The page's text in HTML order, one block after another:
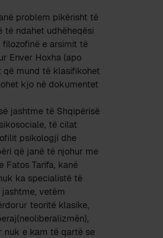
problem pikërisht të
të ndahet udhëheqësi
e arsimit të
Enver Hoxha (apo
që mund të klasifikohet
kjo në dokumentet
jashtme të Shqipërisë
të cilat
psikologji dhe
që janë të njohur me
Fatos Tarifa, kanë
ka specialistë të
vetëm
teoritë klasike,
nuk e kam të qartë se